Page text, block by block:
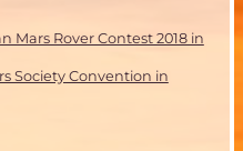
Mars Rover Contest 2018 in
Society Convention in